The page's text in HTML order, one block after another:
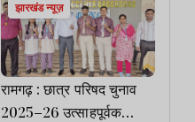
झारखंड न्यूज़
रामगढ़ : छात्र परिषद चुनाव
2025–26 उत्साहपूर्वक